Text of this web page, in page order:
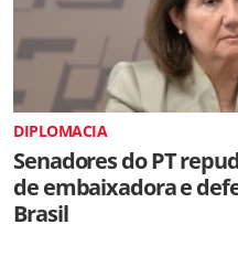
DIPLOMACIA
Senadores do PT
de embaixadora e
Brasil